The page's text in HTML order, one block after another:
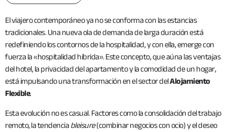
El viajero contemporáneo ya no se conforma con las estancias
tradicionales. Una nueva ola de demanda de larga duración está
redefiniendo los contornos de la hospitalidad, y con ella, emerge con
fuerza la «hospitalidad híbrida». Este concepto, que aúna las ventajas
del hotel, la privacidad del apartamento y la comodidad de un hogar,
está impulsando una transformación en el sector delAlojamiento
Flexible.
Esta evolución no es casual. Factores como la consolidación del trabajo
remoto, la tendencia bleisure(combinar negocios con ocio) y el deseo